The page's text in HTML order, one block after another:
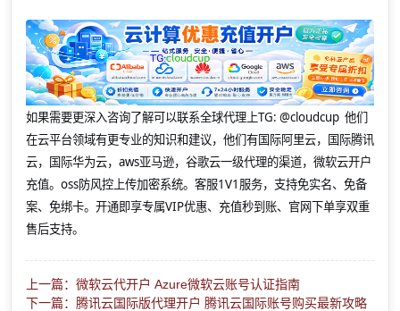
如果需要更深入咨询了解可以联系全球代理上TG: @cloudcup 他们
在云平台领域有更专业的知识和建议，他们有国际阿里云，国际腾讯
云，国际华为云，aws亚马逊，谷歌云一级代理的渠道，微软云开户
充值。oss防风控上传加密系统。客服1V1服务，支持免实名、免备
案、免绑卡。开通即享专属VIP优惠、充值秒到账、官网下单享双重
售后支持。
上一篇：微软云代开户 Azure微软云账号认证指南
下一篇：腾讯云国际版代理开户 腾讯云国际账号购买最新攻略